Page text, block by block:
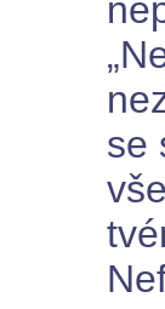
se